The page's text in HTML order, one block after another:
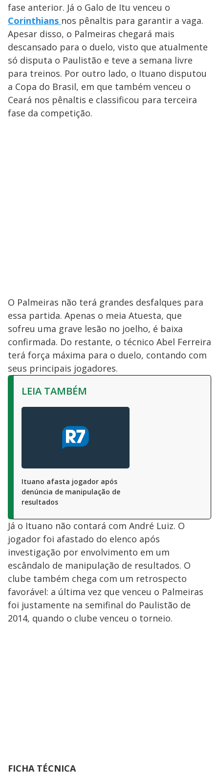
fase anterior. Já o Galo de Itu venceu o
Corinthians nos pênaltis para garantir a vaga.
Apesar disso, o Palmeiras chegará mais
descansado para o duelo, visto que atualmente
só disputa o Paulistão e teve a semana livre
para treinos. Por outro lado, o Ituano disputou
a Copa do Brasil, em que também venceu o
Ceará nos pênaltis e classificou para terceira
fase da competição.
O Palmeiras não terá grandes desfalques para
essa partida. Apenas o meia Atuesta, que
sofreu uma grave lesão no joelho, é baixa
confirmada. Do restante, o técnico Abel Ferreira
terá força máxima para o duelo, contando com
seus principais jogadores.
LEIA TAMBÉM
Ituano afasta jogador após
denúncia de manipulação de
resultados
Já o Ituano não contará com André Luiz. O
jogador foi afastado do elenco após
investigação por envolvimento em um
escândalo de manipulação de resultados. O
clube também chega com um retrospecto
favorável: a última vez que venceu o Palmeiras
foi justamente na semifinal do Paulistão de
2014, quando o clube venceu o torneio.
FICHA TÉCNICA